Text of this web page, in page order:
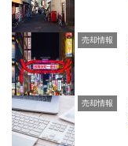
売却情報
売却情報